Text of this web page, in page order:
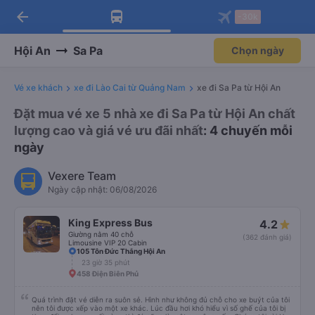
Tải app Vexere ngay!
Nhận ưu đãi thành viên độc
Mở app
Tải app Vexere
-30k/ghế khi đặt vé máy bay qua
Mở app
arrow_back
Hội An Sa Pa Chọn ngày
Vé xe khách xe đi Lào Cai từ Quảng Nam xe đi Sa Pa từ Hội An
Đặt mua vé xe 5 nhà xe đi Sa Pa từ Hội An chất
lượng cao và giá vé ưu đãi nhất: 4 chuyến mỗi
ngày
Vexere Team
Ngày cập nhật: 06/08/2026
King Express Bus
Giường nằm 40 chỗ
Limousine VIP 20 Cabin
4.2
(362 đánh giá)
105 Tôn Đức Thắng Hội An
23 giờ 35 phút
458 Điện Biên Phủ
Quá trình đặt vé diễn ra suôn sẻ. Hình như không đủ chỗ cho xe buýt của tôi
nên tôi được xếp vào một xe khác. Lúc đầu hơi khó hiểu vì số ghế của tôi bị